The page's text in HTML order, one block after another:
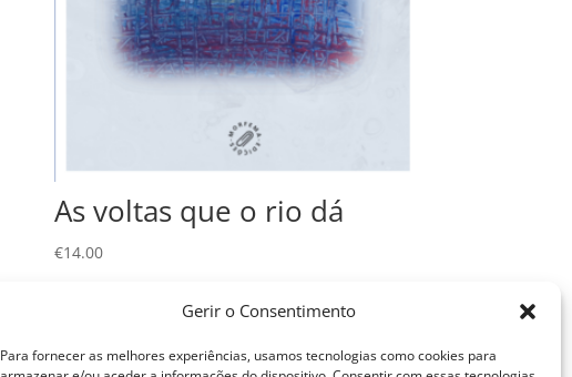
Gerir o Consentimento
Para fornecer as melhores experiências, usamos tecnologias como cookies para
As voltas que o rio dá
€14.00